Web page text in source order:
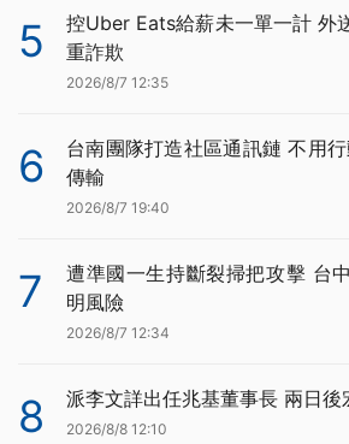
5
控Uber Eats給薪未一單一計 外
重詐欺
2026/8/7 12:35
6
台南團隊打造社區通訊鏈 不用
傳輸
2026/8/7 19:40
7
遭準國一生持斷裂掃把攻擊 台
明風險
2026/8/7 12:34
8 派李文詳出任兆基董事長 兩日後
2026/8/8 12:10